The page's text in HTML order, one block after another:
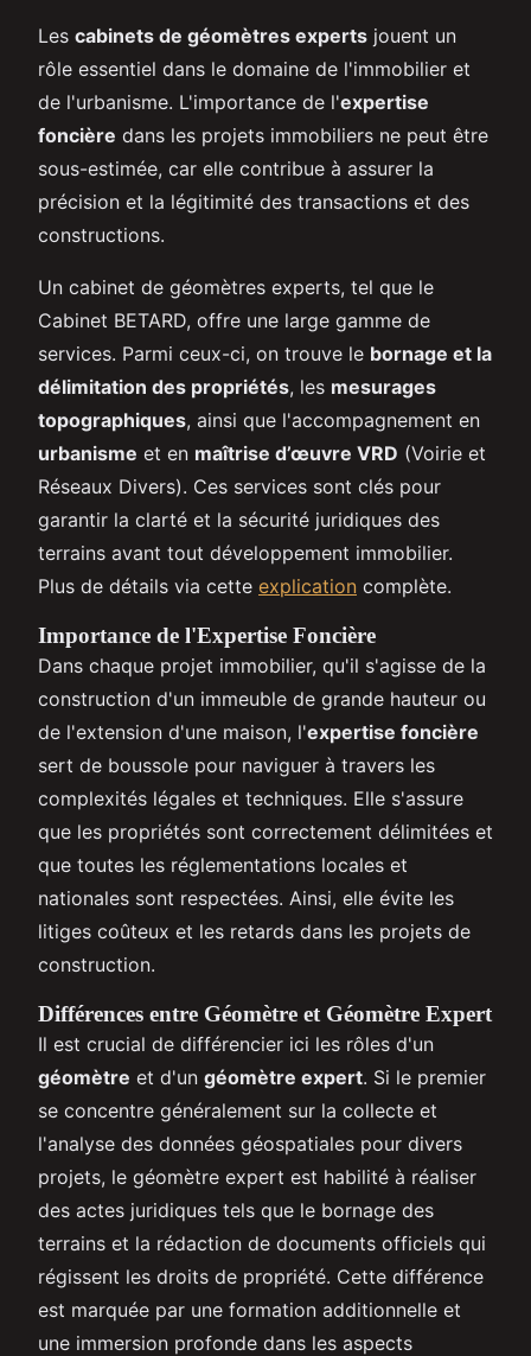
Les cabinets de géomètres experts jouent un
rôle essentiel dans le domaine de l'immobilier et
de l'urbanisme. L'importance de l'expertise
foncière dans les projets immobiliers ne peut être
sous-estimée, car elle contribue à assurer la
précision et la légitimité des transactions et des
constructions.
Un cabinet de géomètres experts, tel que le
Cabinet BETARD, offre une large gamme de
services. Parmi ceux-ci, on trouve le bornage et la
délimitation des propriétés, les mesurages
topographiques, ainsi que l'accompagnement en
urbanisme et en maîtrise d’œuvre VRD (Voirie et
Réseaux Divers). Ces services sont clés pour
garantir la clarté et la sécurité juridiques des
terrains avant tout développement immobilier.
Plus de détails via cette explication complète.
Importance de l'Expertise Foncière
Dans chaque projet immobilier, qu'il s'agisse de la
construction d'un immeuble de grande hauteur ou
de l'extension d'une maison, l'expertise foncière
sert de boussole pour naviguer à travers les
complexités légales et techniques. Elle s'assure
que les propriétés sont correctement délimitées et
que toutes les réglementations locales et
nationales sont respectées. Ainsi, elle évite les
litiges coûteux et les retards dans les projets de
construction.
Différences entre Géomètre et Géomètre Expert
Il est crucial de différencier ici les rôles d'un
géomètre et d'un géomètre expert. Si le premier
se concentre généralement sur la collecte et
l'analyse des données géospatiales pour divers
projets, le géomètre expert est habilité à réaliser
des actes juridiques tels que le bornage des
terrains et la rédaction de documents officiels qui
régissent les droits de propriété. Cette différence
est marquée par une formation additionnelle et
une immersion profonde dans les aspects